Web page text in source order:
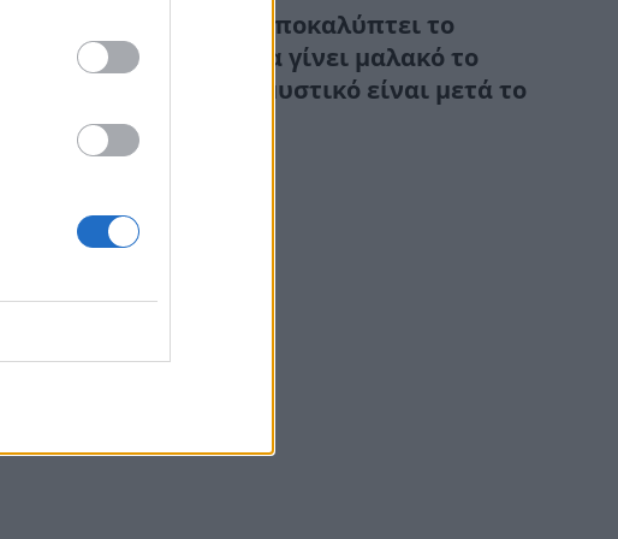
Ιχθυοπώλης αποκαλύπτει το
μυστικό για να γίνει μαλακό το
χταπόδι – Το μυστικό είναι μετά το
βράσιμο